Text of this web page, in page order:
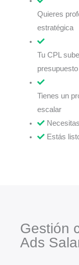
Quieres
estratégica
Tu CPL
presupuesto
Tienes un
escalar
Estás
Gestión
Ads